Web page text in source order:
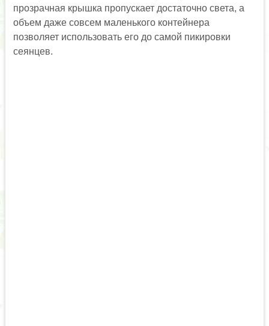
прозрачная крышка пропускает достаточно света, а
объем даже совсем маленького контейнера
позволяет использовать его до самой пикировки
сеянцев.